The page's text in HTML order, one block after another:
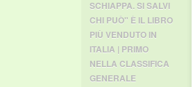
SCHIAPPA. SI SALVI
CHI PUÒ" È IL LIBRO
PIÙ VENDUTO IN
ITALIA | PRIMO
NELLA CLASSIFICA
GENERALE